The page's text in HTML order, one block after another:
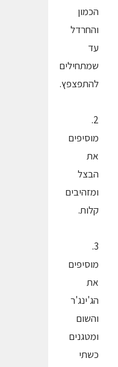
הכמון
והחרדל
עד
שמתחילים
להתפצפץ.
2.
מוסיפים
את
הבצל
ומזהיבים
קלות.
3.
מוסיפים
את
הג'ינג'ר
והשום
ומטגנים
כשתי